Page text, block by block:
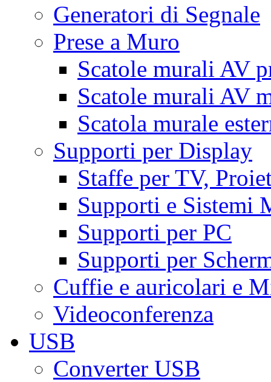
Generatori di Segnale
Prese a Muro
Scatole murali AV
Scatole murali AV
Scatola murale
Supporti per Display
Staffe per TV,
Supporti e Sistemi
Supporti per PC
Supporti per
Cuffie e auricolari e
Videoconferenza
USB
Converter USB